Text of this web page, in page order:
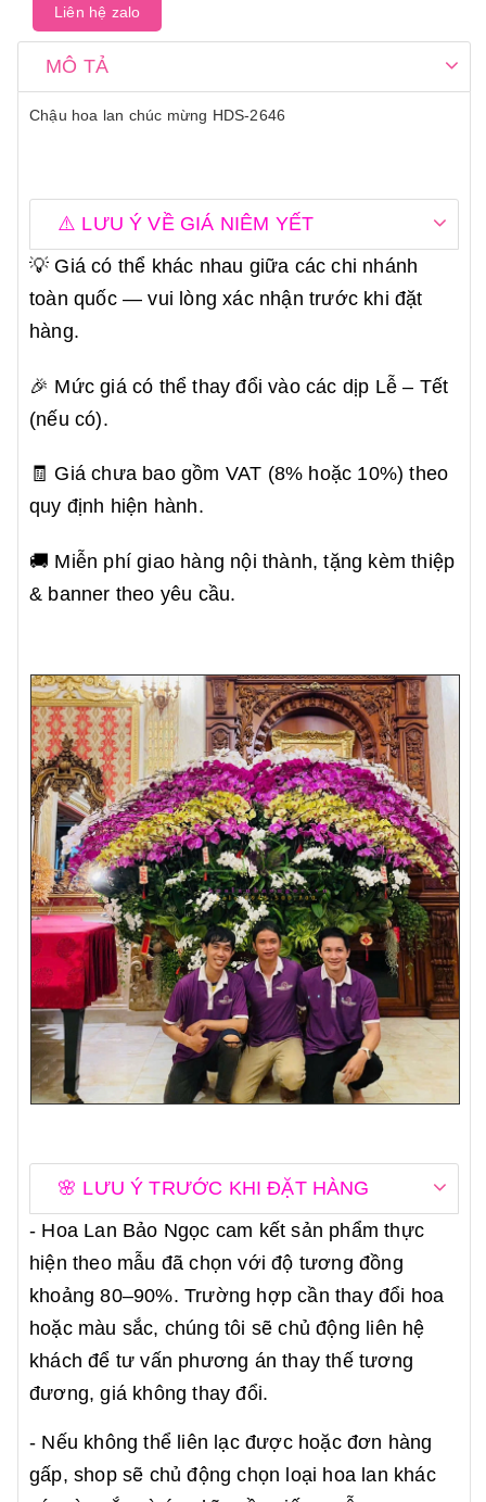
Liên hệ zalo
MÔ TẢ
Chậu hoa lan chúc mừng HDS-2646
⚠️ LƯU Ý VỀ GIÁ NIÊM YẾT
💡 Giá có thể khác nhau giữa các chi nhánh
toàn quốc — vui lòng xác nhận trước khi đặt
hàng.
🎉 Mức giá có thể thay đổi vào các dịp Lễ – Tết
(nếu có).
🧾 Giá chưa bao gồm VAT (8% hoặc 10%) theo
quy định hiện hành.
🚚 Miễn phí giao hàng nội thành, tặng kèm thiệp
& banner theo yêu cầu.
🌸 LƯU Ý TRƯỚC KHI ĐẶT HÀNG
- Hoa Lan Bảo Ngọc cam kết sản phẩm thực
hiện theo mẫu đã chọn với độ tương đồng
khoảng 80–90%. Trường hợp cần thay đổi hoa
hoặc màu sắc, chúng tôi sẽ chủ động liên hệ
khách để tư vấn phương án thay thế tương
đương, giá không thay đổi.
- Nếu không thể liên lạc được hoặc đơn hàng
gấp, shop sẽ chủ động chọn loại hoa lan khác